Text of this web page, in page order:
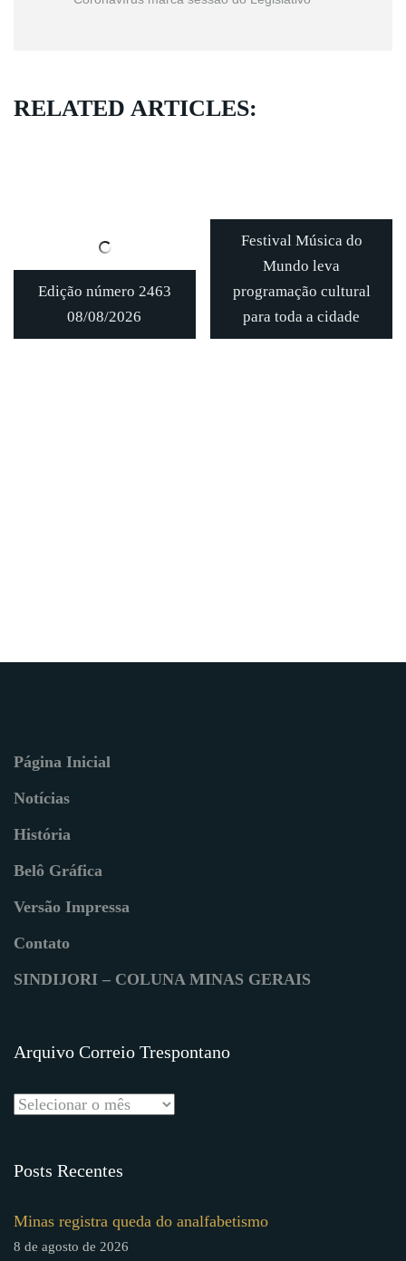
RELATED ARTICLES:
Edição número 2463
08/08/2026
Festival Música do
Mundo leva
programação cultural
para toda a cidade
Página Inicial
Notícias
História
Belô Gráfica
Versão Impressa
Contato
SINDIJORI – COLUNA MINAS GERAIS
Arquivo Correio Trespontano
Posts Recentes
Minas registra queda do analfabetismo
8 de agosto de 2026